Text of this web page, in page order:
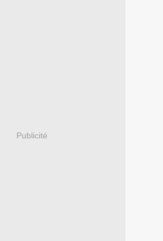
Publicité